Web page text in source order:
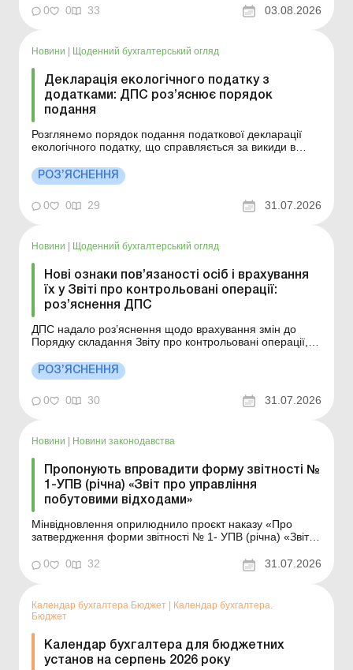
0 0 33 03.08.2026
Новини | Щоденний бухгалтерський огляд
Декларація екологічного податку з
додатками: ДПС роз’яснює порядок
подання
Розглянемо порядок подання податкової декларації
екологічного податку, що справляється за викиди в
стаціонарними джерелами забруднення, розміщення
відходів, скиди забруднюючих речовин у водні об’єкти.
РОЗ’ЯСНЕННЯ
0 0 29 31.07.2026
Новини Щоденний бухгалтерський огляд
Нові ознаки пов’язаності осіб і врахування
їх у Звіті про контрольовані операції:
роз’яснення ДПС
ДПС надало роз’яснення щодо врахування змін до
Порядку складання Звіту про контрольовані операції,
року. Більше за темою: Неконтрольовані операції з
нерезидентами: як застосовувати податкові різниці
Додаток КІК: контрольовані іноземні комп...
РОЗ’ЯСНЕННЯ
0 0 30 31.07.2026
Новини Новини законодавства
Пропонують впровадити форму звітності №
1-УПВ (річна) «Звіт про управління
побутовими відходами»
Мінвідновлення оприлюднило проєкт наказу «Про
затвердження форми звітності № 1- УПВ (річна) «Звіт
щодо заповнення форми звітності № 1-УПВ (річна)
«Звіт про управління побутовими відходами». Більше
0 0 32 31.07.2026
Календар бухгалтера Бюджет | Календар бухгалтера.
Бюджет
Календар бухгалтера для бюджетних
установ на серпень 2026 року